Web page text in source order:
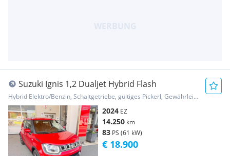
Suzuki Ignis 1,2 Dualjet Hybrid Flash
Hybrid Elektro/Benzin, Schaltgetriebe, gültiges Pickerl, Gewährleistung, Garantie
2024 EZ
14.250 km
83 PS (61 kW)
€ 18.900